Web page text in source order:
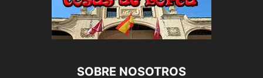
SOBRE NOSOTROS